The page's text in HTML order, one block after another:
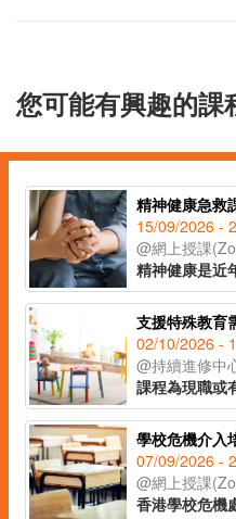
您可能有興趣的課
精神健康急救
15/09/2026 -
@網上授課
02/10/2026 -
學校危機介入
07/09/2026 -
@網上授課